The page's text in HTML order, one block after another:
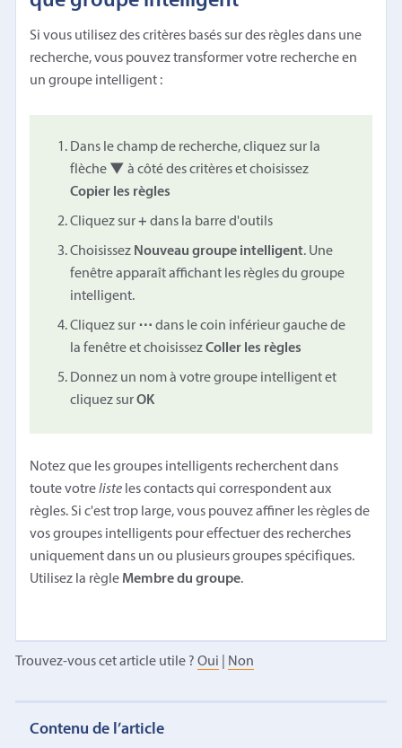
Si vous utilisez des critères basés sur des règles dans une
recherche, vous pouvez transformer votre recherche en
un groupe intelligent :
Dans le champ de recherche, cliquez sur la
flèche ▼ à côté des critères et choisissez
Copier les règles
Cliquez sur+ dans la barre d'outils
Choisissez Nouveau groupe intelligent. Une
fenêtre apparaît affichant les règles du groupe
intelligent.
Cliquez sur ⋯ dans le coin inférieur gauche de
la fenêtre et choisissezColler les règles
Donnez un nom à votre groupe intelligent et
cliquez surOK
Notez que les groupes intelligents recherchent dans
toute votreliste les contacts qui correspondent aux
règles. Si c'est trop large, vous pouvez affiner les règles de
vos groupes intelligents pour effectuer des recherches
uniquement dans un ou plusieurs groupes spécifiques.
Utilisez la règle Membre du groupe.
Trouvez-vous cet article utile ? Oui Non
Contenu de l’article